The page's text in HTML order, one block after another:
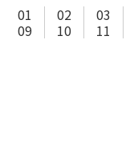
01
02 03
09
10 11